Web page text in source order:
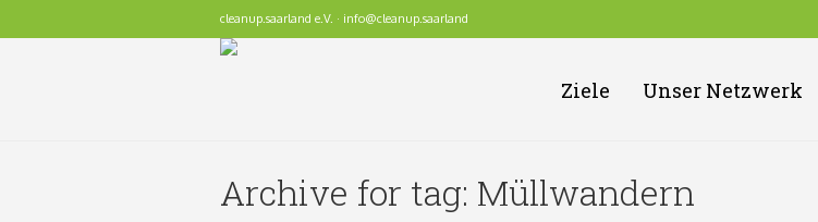
cleanup.saarland e.V. · info@cleanup.saarland
Ziele Unser Netzwerk
Archive for tag: Müllwandern